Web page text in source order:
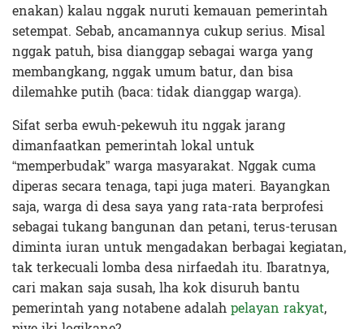
enakan) kalau nggak nuruti kemauan pemerintah
setempat. Sebab, ancamannya cukup serius. Misal
nggak patuh, bisa dianggap sebagai warga yang
membangkang, nggak umum batur, dan bisa
dilemahke putih (baca: tidak dianggap warga).
Sifat serba ewuh-pekewuh itu nggak jarang
dimanfaatkan pemerintah lokal untuk
“memperbudak” warga masyarakat. Nggak cuma
diperas secara tenaga, tapi juga materi. Bayangkan
saja, warga di desa saya yang rata-rata berprofesi
sebagai tukang bangunan dan petani, terus-terusan
diminta iuran untuk mengadakan berbagai kegiatan,
tak terkecuali lomba desa nirfaedah itu. Ibaratnya,
cari makan saja susah, lha kok disuruh bantu
pemerintah yang notabene adalahpelayan rakyat,